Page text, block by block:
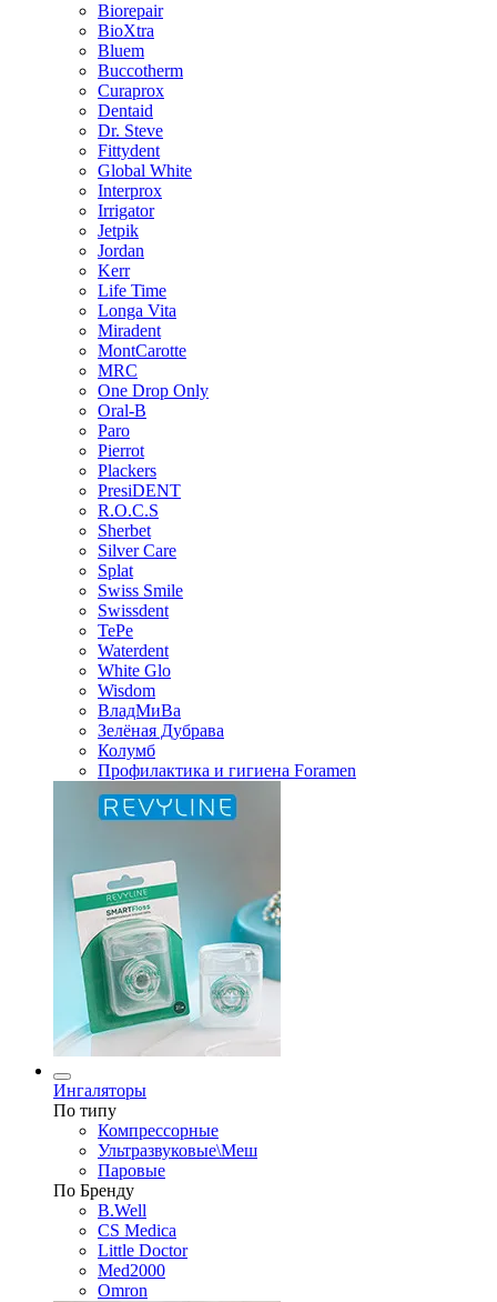
Biorepair
BioXtra
Bluem
Buccotherm
Curaprox
Dentaid
Dr. Steve
Fittydent
Global White
Interprox
Irrigator
Jetpik
Jordan
Kerr
Life Time
Longa Vita
Miradent
MontCarotte
MRC
One Drop Only
Oral-B
Paro
Pierrot
Plackers
PresiDENT
R.O.C.S
Sherbet
Silver Care
Splat
Swiss Smile
Swissdent
TePe
Waterdent
White Glo
Wisdom
ВладМиВа
Зелёная Дубрава
Колумб
Профилактика и гигиена Foramen
Ингаляторы
По типу
Компрессорные
Ультразвуковые\Меш
Паровые
По Бренду
B.Well
CS Medica
Little Doctor
Med2000
Omron